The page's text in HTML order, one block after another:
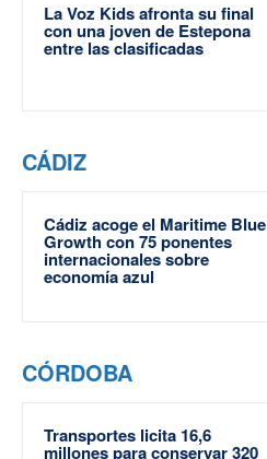
La Voz Kids afronta su final
con una joven de Estepona
entre las clasificadas
CÁDIZ
Cádiz acoge el Maritime Blue
Growth con 75 ponentes
internacionales sobre
economía azul
CÓRDOBA
Transportes licita 16,6
millones para conservar 320